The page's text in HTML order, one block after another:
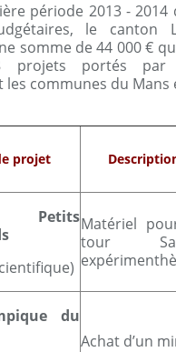
période 2013 -
le canton
somme de 44 000 €
projets portés par
communes du Mans
projet
Matériel
tour
du
Achat d’un